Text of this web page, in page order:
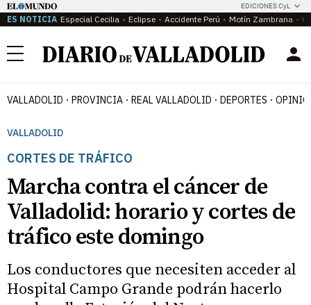
EDICIONES CyL
ES NOTICIA Especial Cecilia Eclipse Accidente Perú Motín Zambrana
Menú
VALLADOLID PROVINCIA REAL VALLADOLID DEPORTES
VALLADOLID
CORTES DE TRÁFICO
Marcha contra el cáncer de
Valladolid: horario y cortes de
tráfico este domingo
Los conductores que necesiten acceder al
Hospital Campo Grande podrán hacerlo